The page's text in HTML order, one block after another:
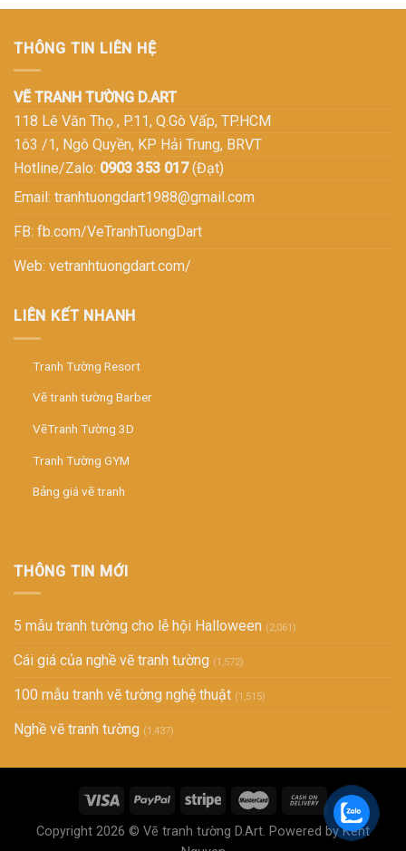
tranh
THÔNG TIN LIÊN HỆ
VẼ TRANH TƯỜNG D.ART
118 Lê Văn Thọ , P.11, Q.Gò Vấp, TP.HCM
1ô3 /1, Ngô Quyền, KP Hải Trung, BRVT
Hotline/Zalo: 0903 353 017(Đạt)
Email: tranhtuongdart1988@gmail.com
FB: fb.com/VeTranhTuongDart
Web: vetranhtuongdart.com/
LIÊN KẾT NHANH
Tranh Tường Resort
Vẽ tranh tường Barber
VẽTranh Tường 3D
Tranh Tường GYM
Bảng giá vẽ tranh
THÔNG TIN MỚI
5 mẫu tranh tường cho lễ hội Halloween (2,061)
Cái giá của nghề vẽ tranh tường (1,572)
100 mẫu tranh vẽ tường nghệ thuật (1,515)
Nghề vẽ tranh tường (1,437)
Copyright 2026 © Vẽ tranh tường D.Art. Powered by Kent